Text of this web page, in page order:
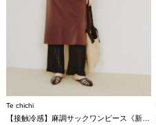
Te chichi
【接触冷感】麻調サックワンピース《新色追加》